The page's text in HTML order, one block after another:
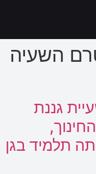
השעיה
גננת
תלמיד בגן